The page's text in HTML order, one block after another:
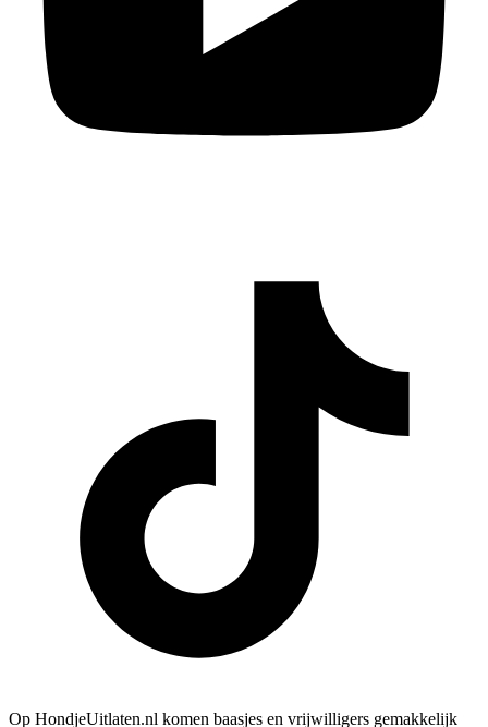
Op HondjeUitlaten.nl komen baasjes en vrijwilligers gemakkelijk